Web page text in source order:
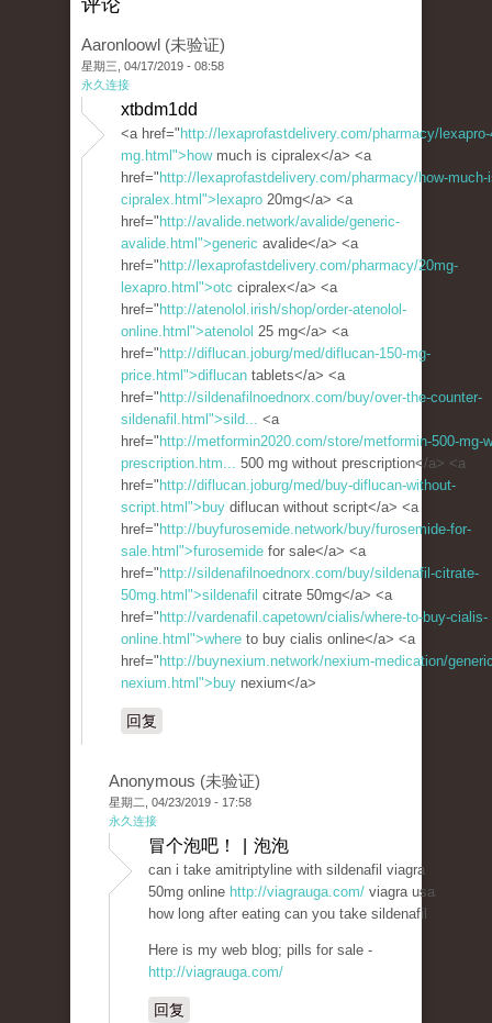
评论
Aaronloowl (未验证)
星期三, 04/17/2019 - 08:58
永久连接
xtbdm1dd
<a href=" http://lexaprofastdelivery.com/pharmacy/lexapro-
mg.html">howmuch is cipralex</a> <a
href=" http://lexaprofastdelivery.com/pharmacy/how-much-
cipralex.html">lexapro 20mg</a> <a
href=" http://avalide.network/avalide/generic-
avalide.html">generic avalide</a> <a
href=" http://lexaprofastdelivery.com/pharmacy/20mg-
lexapro.html">otc cipralex</a> <a
href=" http://atenolol.irish/shop/order-atenolol-
online.html">atenolol 25 mg</a> <a
href=" http://diflucan.joburg/med/diflucan-150-mg-
price.html">diflucan tablets</a> <a
href=" http://sildenafilnoednorx.com/buy/over-the-counter-
sildenafil.html">sild... <a
href=" http://metformin2020.com/store/metformin-500-mg-
prescription.htm... 500 mg without prescription</a> <a
href=" http://diflucan.joburg/med/buy-diflucan-without-
script.html">buy diflucan without script</a> <a
href=" http://buyfurosemide.network/buy/furosemide-for-
sale.html">furosemide for sale</a> <a
href=" http://sildenafilnoednorx.com/buy/sildenafil-citrate-
50mg.html">sildenafil citrate 50mg</a> <a
href=" http://vardenafil.capetown/cialis/where-to-buy-cialis-
online.html">where to buy cialis online</a> <a
href=" http://buynexium.network/nexium-medication/
nexium.html">buy nexium</a>
回复
Anonymous (未验证)
星期二, 04/23/2019 - 17:58
永久连接
冒个泡吧！ | 泡泡
can i take amitriptyline with sildenafil viagra
50mg online http://viagrauga.com/ viagra usa
how long after eating can you take sildenafil
Here is my web blog; pills for sale -
http://viagrauga.com/
回复